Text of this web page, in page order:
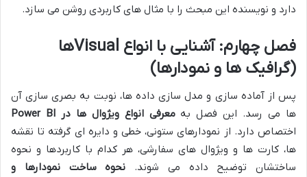
دارد و نویسنده این مبحث را با مثال های کاربردی روشن می سازد.
فصل چهارم: آشنایی با انواع Visualها
(گرافیک ها و نمودارها)
پس از آماده سازی و مدل سازی داده ها، نوبت به بصری سازی آن
ها می رسد. این فصل بهمعرفی انواع ویژوال ها در Power BI
اختصاص دارد. از نمودارهای ستونی، خطی و دایره ای گرفته تا نقشه
ها، کارت ها و ویژوال های سفارشی، هر کدام با کاربردها و نحوه
ساختشان توضیح داده می شوند. نحوه ساخت نمودارها و